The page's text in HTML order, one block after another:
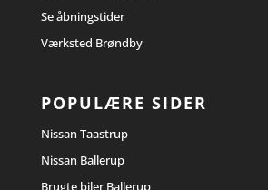
Se åbningstider
Værksted Brøndby
POPULÆRE SIDER
Nissan Taastrup
Nissan Ballerup
Brugte biler Ballerup